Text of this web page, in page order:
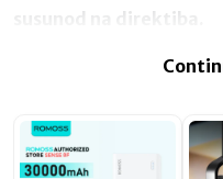
susunod na direktiba.